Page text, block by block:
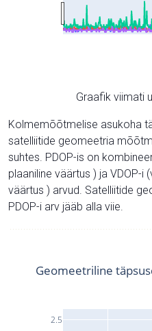
Graafik viimati
Kolmemõõtmelise asukoha
satelliitide geomeetria
suhtes. PDOP-is on
plaaniline väärtus ) ja VDOP-i
väärtus ) arvud. Satelliitide
PDOP-i arv jääb alla viie.
2.5
Geomeetriline